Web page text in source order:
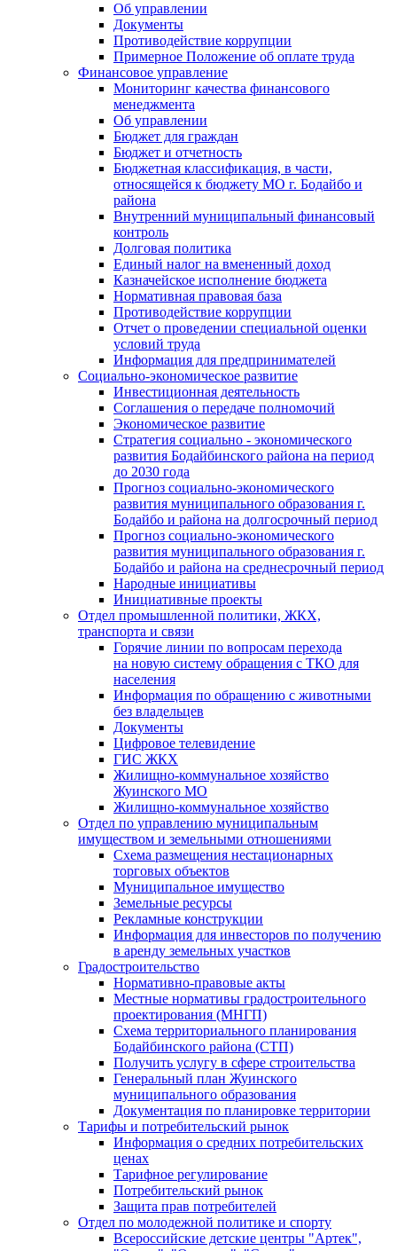
Об управлении
Документы
Противодействие коррупции
Примерное Положение об оплате труда
Финансовое управление
Мониторинг качества финансового
менеджмента
Об управлении
Бюджет для граждан
Бюджет и отчетность
Бюджетная классификация, в части,
относящейся к бюджету МО г. Бодайбо и
района
Внутренний муниципальный финансовый
контроль
Долговая политика
Единый налог на вмененный доход
Казначейское исполнение бюджета
Нормативная правовая база
Противодействие коррупции
Отчет о проведении специальной оценки
условий труда
Информация для предпринимателей
Социально-экономическое развитие
Инвестиционная деятельность
Соглашения о передаче полномочий
Экономическое развитие
Стратегия социально - экономического
развития Бодайбинского района на период
до 2030 года
Прогноз социально-экономического
развития муниципального образования г.
Бодайбо и района на долгосрочный период
Прогноз социально-экономического
развития муниципального образования г.
Бодайбо и района на среднесрочный период
Народные инициативы
Инициативные проекты
Отдел промышленной политики, ЖКХ,
транспорта и связи
Горячие линии по вопросам перехода
на новую систему обращения с ТКО для
населения
Информация по обращению с животными
без владельцев
Документы
Цифровое телевидение
ГИС ЖКХ
Жилищно-коммунальное хозяйство
Жуинского МО
Жилищно-коммунальное хозяйство
Отдел по управлению муниципальным
имуществом и земельными отношениями
Схема размещения нестационарных
торговых объектов
Муниципальное имущество
Земельные ресурсы
Рекламные конструкции
Информация для инвесторов по получению
в аренду земельных участков
Градостроительство
Нормативно-правовые акты
Местные нормативы градостроительного
проектирования (МНГП)
Схема территориального планирования
Бодайбинского района (СТП)
Получить услугу в сфере строительства
Генеральный план Жуинского
муниципального образования
Документация по планировке территории
Тарифы и потребительский рынок
Информация о средних потребительских
ценах
Тарифное регулирование
Потребительский рынок
Защита прав потребителей
Отдел по молодежной политике и спорту
Всероссийские детские центры "Артек",